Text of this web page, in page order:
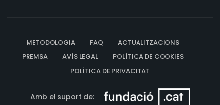
METODOLOGIA FAQ
ACTUALITZACIONS
PREMSA
AVÍS LEGAL
POLÍTICA DE COOKIES
POLÍTICA DE PRIVACITAT
Amb el suport de: